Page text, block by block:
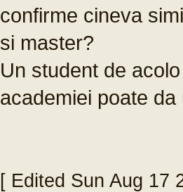
confirme cineva
si master?
Un student de
academiei poate
[ Edited Sun Aug 17